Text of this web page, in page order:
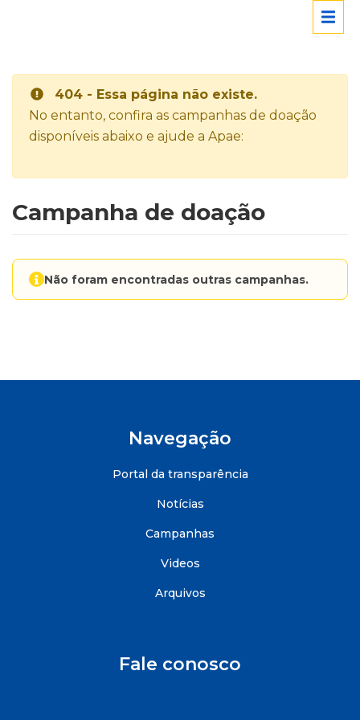
404 - Essa página não existe.
No entanto, confira as campanhas de doação
disponíveis abaixo e ajude a Apae:
Campanha de doação
Não foram encontradas outras campanhas.
Navegação
Portal da transparência
Notícias
Campanhas
Videos
Arquivos
Fale conosco